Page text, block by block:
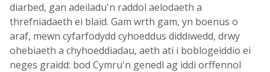
diarbed, gan adeiladu'n raddol aelodaeth a
threfniadaeth ei blaid. Gam wrth gam, yn boenus o
araf, mewn cyfarfodydd cyhoeddus diddiwedd, drwy
ohebiaeth a chyhoeddiadau, aeth ati i boblogeiddio ei
neges graidd: bod Cymru'n genedl ag iddi orffennol